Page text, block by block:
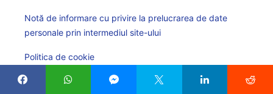
Notă de informare cu privire la prelucrarea de date
personale prin intermediul site-ului
Politica de cookie
Modifică setarile cookie-urilor